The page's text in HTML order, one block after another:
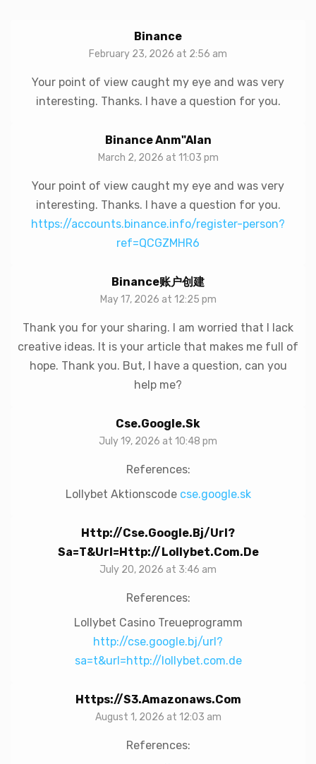
Binance
February 23, 2026 at 2:56 am
Your point of view caught my eye and was very
interesting. Thanks. I have a question for you.
Binance Anm"alan
March 2, 2026 at 11:03 pm
Your point of view caught my eye and was very
interesting. Thanks. I have a question for you.
https://accounts.binance.info/register-person?
ref=QCGZMHR6
Binance账户创建
May 17, 2026 at 12:25 pm
Thank you for your sharing. I am worried that I lack
creative ideas. It is your article that makes me full of
hope. Thank you. But, I have a question, can you
help me?
Cse.google.sk
July 19, 2026 at 10:48 pm
References:
Lollybet Aktionscode cse.google.sk
Http://cse.google.bj/url?
Sa=t&url=http://lollybet.com.de
July 20, 2026 at 3:46 am
References:
Lollybet Casino Treueprogramm
http://cse.google.bj/url?
sa=t&url=http://lollybet.com.de
Https://s3.amazonaws.com
August 1, 2026 at 12:03 am
References: